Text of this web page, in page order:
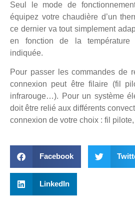
Seul le mode de
équipez votre chaudière d’un
ce dernier va tout simplement
en fonction de la
indiquée.
Pour passer les commandes de
connexion peut être filaire (fil
infrarouge…). Pour un système
doit être relié aux différents
connexion de votre choix : fil
Facebook
LinkedIn